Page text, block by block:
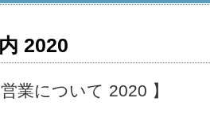
2020
業について 2020 】